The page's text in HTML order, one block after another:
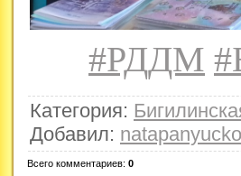
#РДДМ
Категория:
Добавил:
Всего комментариев: 0